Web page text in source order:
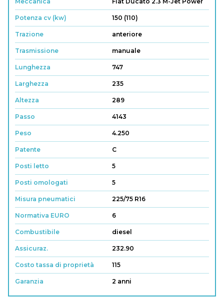
Potenza cv (kw) 150 (110)
Trazione anteriore
Trasmissione manuale
Lunghezza 747
Larghezza 235
Altezza 289
Passo 4143
Peso 4.250
Patente C
Posti letto 5
Posti omologati 5
Misura pneumatici 225/75 R16
Normativa EURO 6
Combustibile diesel
Assicuraz. 232.90
Costo tassa di proprietà 115
Garanzia 2 anni